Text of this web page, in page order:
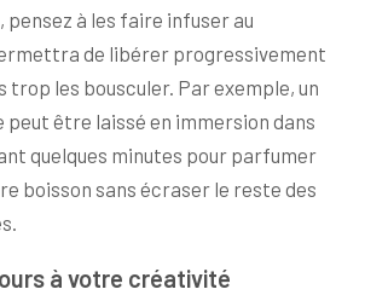
à les faire infuser au
de libérer progressivement
trop les bousculer. Par exemple, un
peut être laissé en immersion dans
quelques minutes pour parfumer
boisson sans écraser le reste des
à votre créativité